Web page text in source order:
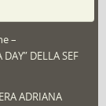
–
DELLA SEF
ADRIANA